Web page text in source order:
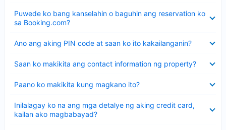
Puwede ko bang kanselahin o baguhin ang reservation ko
sa Booking.com?
ang
sagot
Ano ang aking PIN code at saan ko ito kakailanganin?
ang
Saan ko makikita ang contact information ng property?
ang
Paano ko makikita kung magkano ito?
ang
Inilalagay ko na ang mga detalye ng aking credit card,
kailan ako magbabayad?
ang
sagot